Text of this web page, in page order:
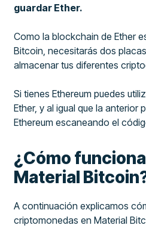
guardar Ether.
Como la blockchain de Ether
Bitcoin, necesitarás dos
almacenar tus diferentes
Si tienes Ethereum puedes
Ether, y al igual que la anterior
Ethereum escaneando el
¿Cómo
Material
A continuación explicamos
criptomonedas en Material